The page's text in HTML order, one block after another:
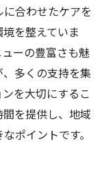
のポイント
える
術メニューと
果
合わせたケアを
を整えていま
ーの豊富さも魅
多くの支持を集
を大切にするこ
を提供し、地域
ポイントです。